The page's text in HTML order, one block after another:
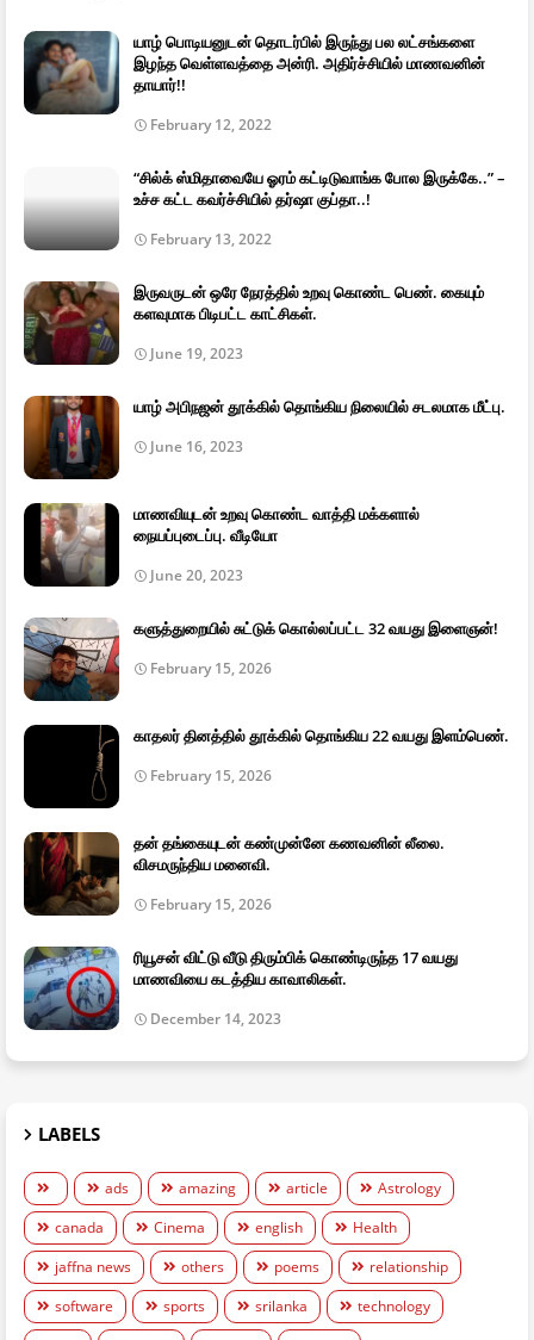
யாழ் பொடியனுடன் தொடர்பில் இருந்து பல லட்சங்களை
இழந்த வெள்ளவத்தை அன்ரி. அதிர்ச்சியில் மாணவனின்
தாயார்!!
February 12, 2022
“சில்க் ஸ்மிதாவையே ஓரம் கட்டிடுவாங்க போல இருக்கே..” –
உச்ச கட்ட கவர்ச்சியில் தர்ஷா குப்தா..!
February 13, 2022
இருவருடன் ஒரே நேரத்தில் உறவு கொண்ட பெண். கையும்
களவுமாக பிடிபட்ட காட்சிகள்.
June 19, 2023
யாழ் அபிநஜன் தூக்கில் தொங்கிய நிலையில் சடலமாக மீட்பு.
June 16, 2023
மாணவியுடன் உறவு கொண்ட வாத்தி மக்களால்
நையப்புடைப்பு. வீடியோ
June 20, 2023
களுத்துறையில் சுட்டுக் கொல்லப்பட்ட 32 வயது இளைஞன்!
February 15, 2026
காதலர் தினத்தில் தூக்கில் தொங்கிய 22 வயது இளம்பெண்.
February 15, 2026
தன் தங்கையுடன் கண்முன்னே கணவனின் லீலை.
விசமருந்திய மனைவி.
February 15, 2026
ரியூசன் விட்டு வீடு திரும்பிக் கொண்டிருந்த 17 வயது
மாணவியை கடத்திய காவாலிகள்.
December 14, 2023
LABELS
ads amazing article
Astrology
canada
Cinema english
Health
jaffna news
others poems
relationship
software
sports srilanka
technology